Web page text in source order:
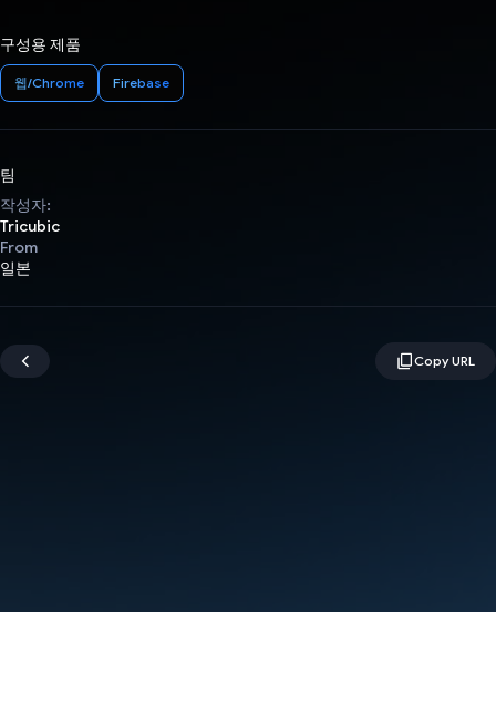
구성용 제품
웹/Chrome Firebase
팀
작성자:
Tricubic
From
일본